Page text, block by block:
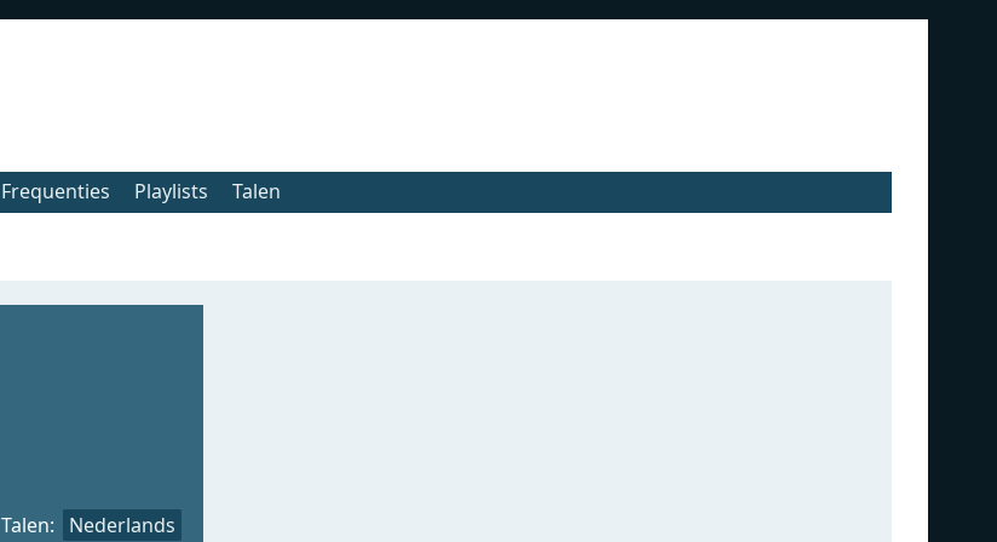
Frequenties Playlists Talen
Talen: Nederlands